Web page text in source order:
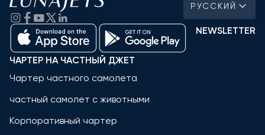
РУССКИЙ
NEWSLETTER
ЧАРТЕР НА ЧАСТНЫЙ ДЖЕТ
Чартер частного самолета
частный самолет с животными
Корпоративный чартер